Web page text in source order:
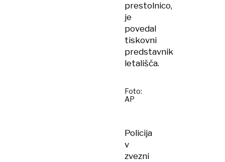
prestolnico,
je
povedal
tiskovni
predstavnik
letališča.
Foto:
AP
Policija
v
zvezni